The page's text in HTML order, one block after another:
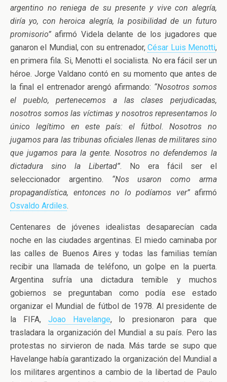
argentino no reniega de su presente y vive con alegría,
diría yo, con heroica alegría, la posibilidad de un futuro
promisorio” afirmó Videla delante de los jugadores que
ganaron el Mundial, con su entrenador,César Luis Menotti,
en primera fila. Si, Menotti el socialista. No era fácil ser un
héroe. Jorge Valdano contó en su momento que antes de
la final el entrenador arengó afirmando: “Nosotros somos
el pueblo, pertenecemos a las clases perjudicadas,
nosotros somos las víctimas y nosotros representamos lo
único legítimo en este país: el fútbol. Nosotros no
jugamos para las tribunas oficiales llenas de militares sino
que jugamos para la gente. Nosotros no defendemos la
dictadura sino la Libertad”. No era fácil ser el
seleccionador argentino. “Nos usaron como arma
propagandística, entonces no lo podíamos ver”afirmó
Osvaldo Ardiles.
Centenares de jóvenes idealistas desaparecían cada
noche en las ciudades argentinas. El miedo caminaba por
las calles de Buenos Aires y todas las familias temían
recibir una llamada de teléfono, un golpe en la puerta.
Argentina sufría una dictadura temible y muchos
gobiernos se preguntaban como podía ese estado
organizar el Mundial de fútbol de 1978. Al presidente de
la FIFA, Joao Havelange, lo presionaron para que
trasladara la organización del Mundial a su país. Pero las
protestas no sirvieron de nada. Más tarde se supo que
Havelange había garantizado la organización del Mundial a
los militares argentinos a cambio de la libertad de Paulo